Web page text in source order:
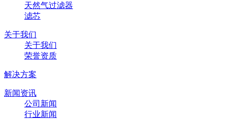
天然气过滤器
滤芯
关于我们
关于我们
荣誉资质
解决方案
新闻资讯
公司新闻
行业新闻